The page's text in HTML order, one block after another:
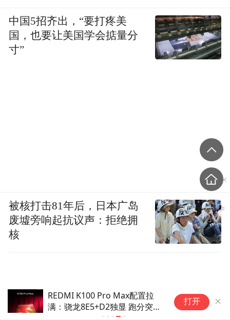
REDMI K100 Pro Max配置拉
满：骁龙8E5+D2独显 跑分突破
打开
中国5招齐出，“要打疼美
国，也要让美国学会掂量分
寸”
被核打击81年后，日本广岛
废墟旁响起抗议声：拒绝拥
核